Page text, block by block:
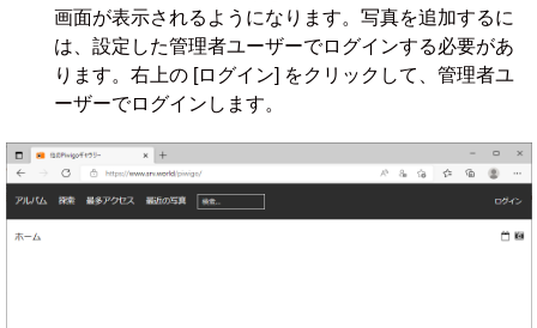
画面が表示されるようになります。写真を追加するに
は、設定した管理者ユーザーでログインする必要があ
ります。右上の [ログイン] をクリックして、管理者ユ
ーザーでログインします。